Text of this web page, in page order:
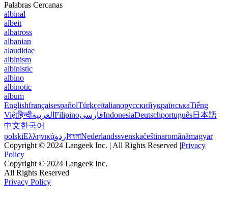
Palabras Cercanas
albinal
albeit
albatross
albanian
alaudidae
albinism
albinistic
albino
albinotic
album
EnglishfrançaisespañolTürkçeitalianoрусскийукраїнськаTiếng
Việtहिन्दीالعربية FilipinoفارسیIndonesiaDeutschportuguês日本語
中文한국어
polskiΕλληνικάاردو বাংলাNederlandssvenskačeštinaromânămagyar
Copyright © 2024 Langeek Inc. | All Rights Reserved |Privacy
Policy
Copyright © 2024 Langeek Inc.
All Rights Reserved
Privacy Policy